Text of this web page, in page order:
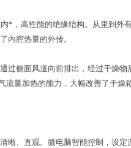
*，高性能的绝缘结构。从里到外
内腔热量的外传。
过侧面风道向前排出，经过干燥物
流量加热的能力，大幅改善了干燥
晰、直观。微电脑智能控制，设定